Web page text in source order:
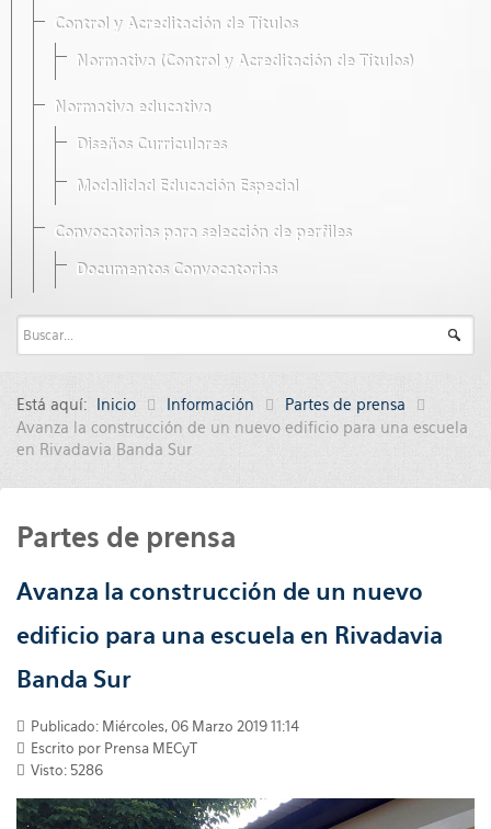
Control y Acreditación de Títulos
Normativa (Control y Acreditación de Títulos)
Normativa educativa
Diseños Curriculares
Modalidad Educación Especial
Convocatorias para selección de perfiles
Documentos Convocatorias
Está aquí: Inicio Información
Partes de prensa
Avanza la construcción de un nuevo edificio para una escuela
en Rivadavia Banda Sur
Partes de prensa
Avanza la construcción de un nuevo
edificio para una escuela en Rivadavia
Banda Sur
Publicado: Miércoles, 06 Marzo 2019 11:14
Escrito por Prensa MECyT
Visto: 5286